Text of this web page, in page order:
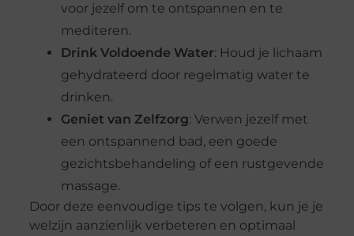
voor jezelf om te ontspannen en te
mediteren.
Drink Voldoende Water: Houd je lichaam
gehydrateerd door regelmatig water te
drinken.
Geniet van Zelfzorg: Verwen jezelf met
een ontspannend bad, een goede
gezichtsbehandeling of een rustgevende
massage.
Door deze eenvoudige tips te volgen, kun je je
welzijn aanzienlijk verbeteren en optimaal